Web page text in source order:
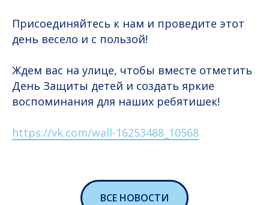
Присоединяйтесь к нам и проведите этот
день весело и с пользой!
Ждем вас на улице, чтобы вместе отметить
День Защиты детей и создать яркие
воспоминания для наших ребятишек!
https://vk.com/wall-16253488_10568
ВСЕ НОВОСТИ